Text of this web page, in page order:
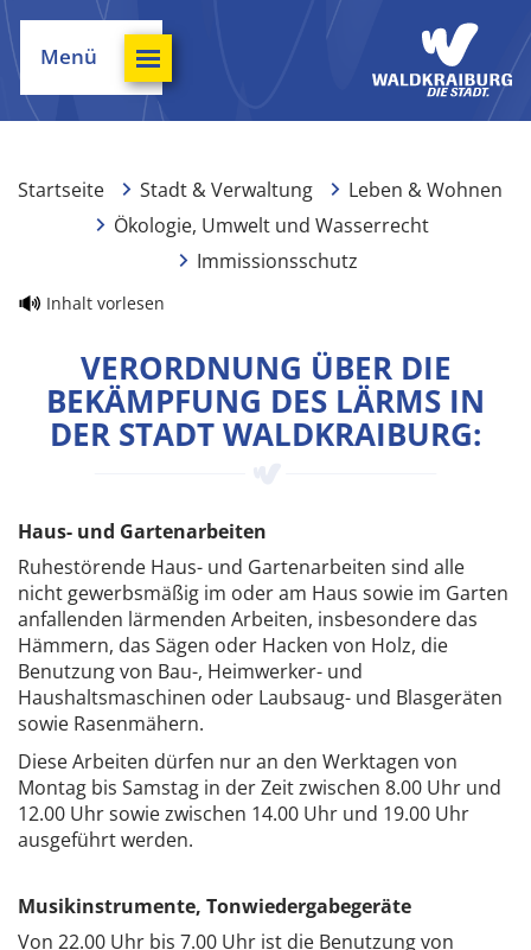
Menü
Startseite Stadt & Verwaltung
Leben & Wohnen
Ökologie, Umwelt und Wasserrecht
Immissionsschutz
Inhalt vorlesen
VERORDNUNG ÜBER DIE
BEKÄMPFUNG DES LÄRMS IN
DER STADT WALDKRAIBURG:
Haus- und Gartenarbeiten
Ruhestörende Haus- und Gartenarbeiten sind alle
nicht gewerbsmäßig im oder am Haus sowie im Garten
anfallenden lärmenden Arbeiten, insbesondere das
Hämmern, das Sägen oder Hacken von Holz, die
Benutzung von Bau-, Heimwerker- und
Haushaltsmaschinen oder Laubsaug- und Blasgeräten
sowie Rasenmähern.
Diese Arbeiten dürfen nur an den Werktagen von
Montag bis Samstag in der Zeit zwischen 8.00 Uhr und
12.00 Uhr sowie zwischen 14.00 Uhr und 19.00 Uhr
ausgeführt werden.
Musikinstrumente, Tonwiedergabegeräte
Von 22.00 Uhr bis 7.00 Uhr ist die Benutzung von